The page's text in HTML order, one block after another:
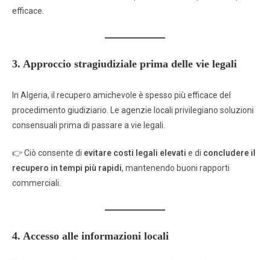
efficace.
3. Approccio stragiudiziale prima delle vie legali
In Algeria, il recupero amichevole è spesso più efficace del
procedimento giudiziario. Le agenzie locali privilegiano soluzioni
consensuali prima di passare a vie legali.
👉 Ciò consente di evitare costi legali elevati e di concludere il
recupero in tempi più rapidi, mantenendo buoni rapporti
commerciali.
4. Accesso alle informazioni locali